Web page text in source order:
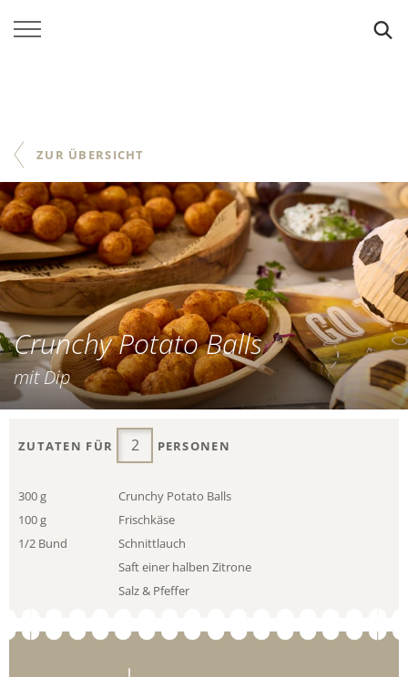
ZUR ÜBERSICHT
Crunchy Potato Balls
mit Dip
ZUTATEN FÜR PERSONEN
300 g
Crunchy Potato Balls
100 g
Frischkäse
1/2 Bund
Schnittlauch
Saft einer halben Zitrone
Salz & Pfeffer